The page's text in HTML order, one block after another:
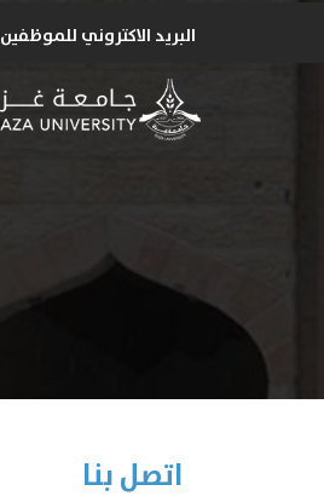
البريد الاكتروني للموظفين
اتصل بنا